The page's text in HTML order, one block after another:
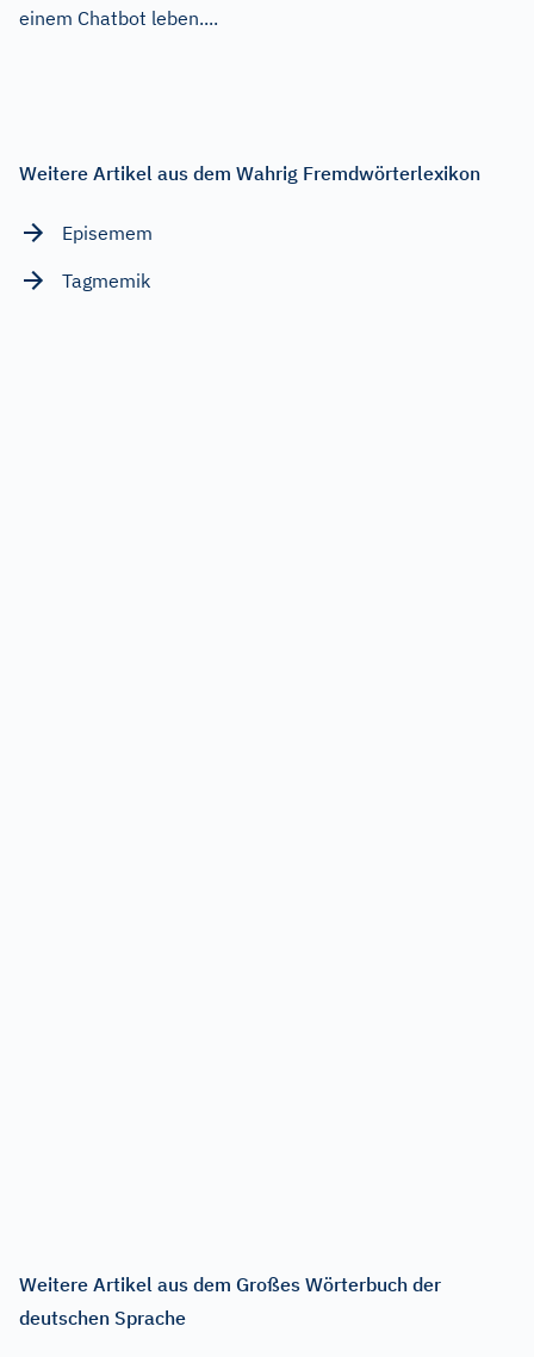
einem Chatbot leben....
Weitere Artikel aus dem Wahrig Fremdwörterlexikon
Episemem
Tagmemik
Weitere Artikel aus dem Großes Wörterbuch der
deutschen Sprache